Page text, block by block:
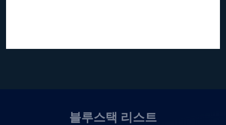
블루스택 리스트